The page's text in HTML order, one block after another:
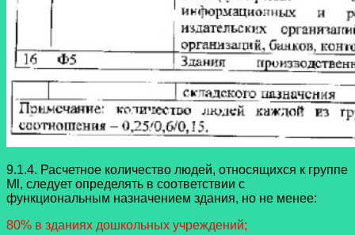
9.1.4. Расчетное количество людей, относящихся к группе
Ml, следует определять в соответствии с
функциональным назначением здания, но не менее:
80% в зданиях дошкольных учреждений;